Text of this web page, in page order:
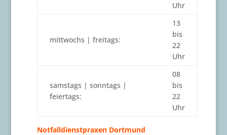
Uhr
mittwochs | freitags:
13
bis
22
Uhr
samstags | sonntags |
feiertags:
08
bis
22
Uhr
Notfalldienstpraxen Dortmund